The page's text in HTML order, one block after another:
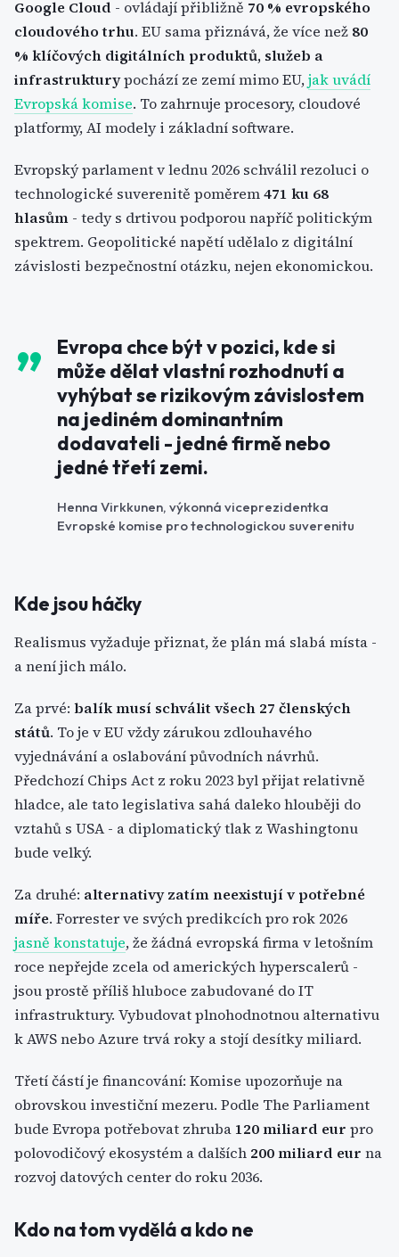
Google Cloud - ovládají přibližně 70 % evropského
cloudového trhu. EU sama přiznává, že více než 80
% klíčových digitálních produktů, služeb a
infrastrukturypochází ze zemí mimo EU,jak uvádí
Evropská komise. To zahrnuje procesory, cloudové
platformy, AI modely i základní software.
Evropský parlament v lednu 2026 schválil rezoluci o
technologické suverenitě poměrem471 ku 68
hlasům - tedy s drtivou podporou napříč politickým
spektrem. Geopolitické napětí udělalo z digitální
závislosti bezpečnostní otázku, nejen ekonomickou.
Evropa chce být v pozici, kde si
může dělat vlastní rozhodnutí a
vyhýbat se rizikovým závislostem
na jediném dominantním
dodavateli - jedné firmě nebo
jedné třetí zemi.
Henna Virkkunen, výkonná viceprezidentka
Evropské komise pro technologickou suverenitu
Kde jsou háčky
Realismus vyžaduje přiznat, že plán má slabá místa -
a není jich málo.
Za prvé: balík musí schválit všech 27 členských
států. To je v EU vždy zárukou zdlouhavého
vyjednávání a oslabování původních návrhů.
Předchozí Chips Act z roku 2023 byl přijat relativně
hladce, ale tato legislativa sahá daleko hlouběji do
vztahů s USA - a diplomatický tlak z Washingtonu
bude velký.
Za druhé: alternativy zatím neexistují v potřebné
míře. Forrester ve svých predikcích pro rok 2026
jasně konstatuje, že žádná evropská firma v letošním
roce nepřejde zcela od amerických hyperscalerů -
jsou prostě příliš hluboce zabudované do IT
infrastruktury. Vybudovat plnohodnotnou alternativu
k AWS nebo Azure trvá roky a stojí desítky miliard.
Třetí částí je financování: Komise upozorňuje na
obrovskou investiční mezeru. Podle The Parliament
bude Evropa potřebovat zhruba 120 miliard eur pro
polovodičový ekosystém a dalších 200 miliard eur na
rozvoj datových center do roku 2036.
Kdo na tom vydělá a kdo ne